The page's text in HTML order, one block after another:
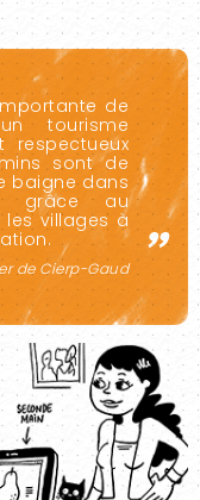
de
tourisme
respectueux
sont de
baigne dans
grâce au
villages à
de Cierp-Gaud